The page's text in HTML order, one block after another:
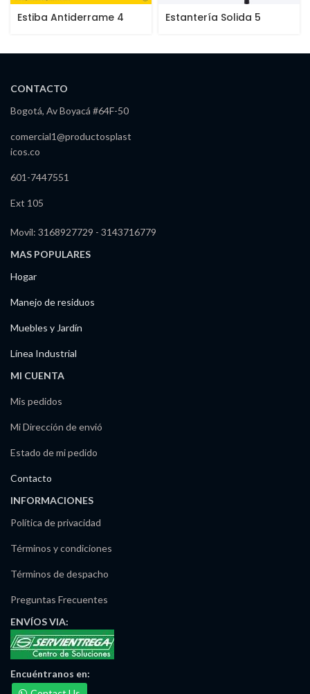
Estiba Antiderrame 4
Estantería Solida 5
CONTACTO
Bogotá, Av Boyacá #64F-50
comercial1@productosplast
icos.co
601-7447551
Ext 105
Movil: 3168927729 - 3143716779
MAS POPULARES
Hogar
Manejo de residuos
Muebles y Jardín
Línea Industrial
MI CUENTA
Mis pedidos
Mi Dirección de envió
Estado de mi pedido
Contacto
INFORMACIONES
Política de privacidad
Términos y condiciones
Términos de despacho
Preguntas Frecuentes
ENVÍOSVIA:
Encuéntranos en: